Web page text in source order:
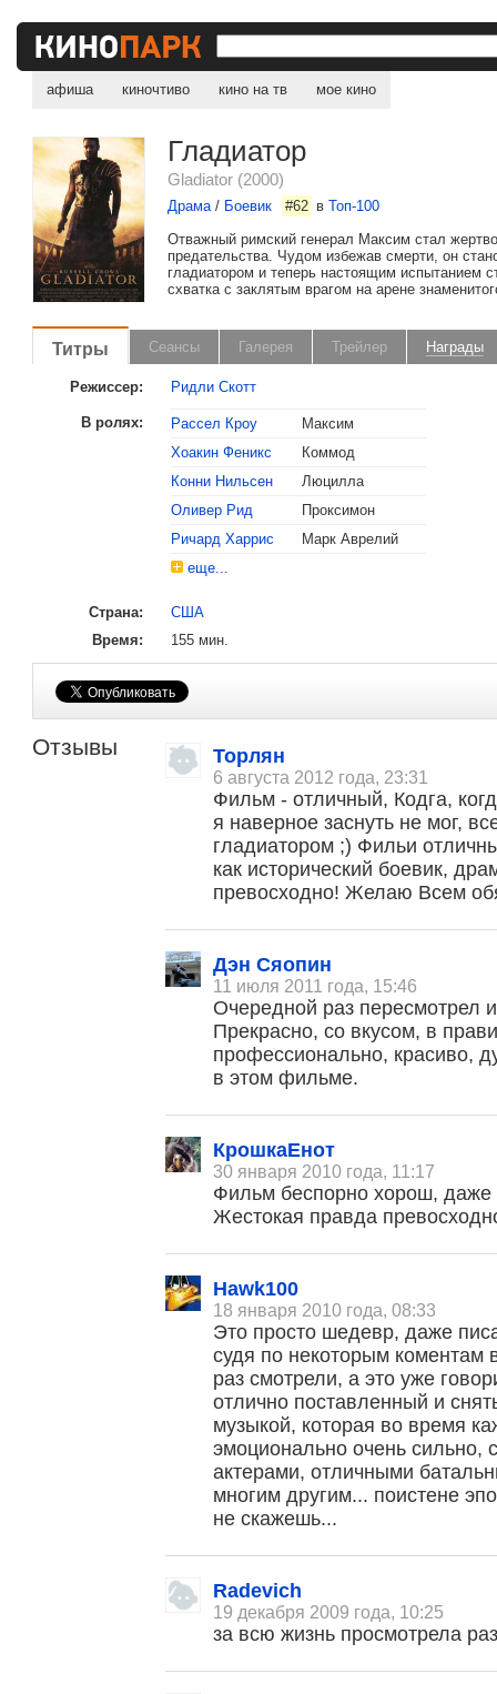
афиша киночтиво кино на тв мое кино
Гладиатор
Gladiator (2000)
Драма/ Боевик #62 вТоп-100
Отважный римский генерал Максим стал
предательства. Чудом избежав смерти, он
гладиатором и теперь настоящим испытанием
схватка с заклятым врагом на арене
Титры Сеансы Галерея Трейлер Награды
Режиссер: Ридли Скотт
В ролях: Рассел Кроу
Максим
Хоакин Феникс
Коммод
Конни Нильсен
Люцилла
Оливер Рид
Проксимон
Ричард Харрис
Марк Аврелий
еще...
Страна:
США
Время:
155 мин.
Лучшие визуальные
Номинация «Лучший
Номинация «Лучший
Номинация «Лучший
Номинация «Лучшая
Номинация «Лучшая
Номинация «Лучший
Номинация «Лучшая
Лучший фильм,
Лучшая музыка к
Номинация «Лучший
Рассел Кроу
Отзывы Торлян
6 августа 2012 года, 23:31
Фильм - отличный, Кодга,
я наверное заснуть не мог,
гладиатором ;) Фильи
как исторический боевик,
превосходно! Желаю Всем
Дэн Сяопин
11 июля 2011 года, 15:46
Очередной раз
Прекрасно, со вкусом, в
профессионально, красиво,
в этом фильме.
КрошкаЕнот
30 января 2010 года, 11:17
Фильм беспорно хорош, даже
Жестокая правда
Hawk100
18 января 2010 года, 08:33
Это просто шедевр, даже
судя по некоторым коментам
раз смотрели, а это уже
отлично поставленный и
музыкой, которая во время
эмоционально очень сильно,
актерами, отличными
многим другим... поистене
не скажешь...
Radevich
19 декабря 2009 года, 10:25
за всю жизнь просмотрела